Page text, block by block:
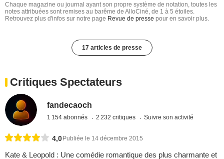
Chaque magazine ou journal ayant son propre système de notation, toutes les
notes attribuées sont remises au barême de AlloCiné, de 1 à 5 étoiles.
Retrouvez plus d'infos sur notre page Revue de presse pour en savoir plus.
17 articles de presse
Critiques Spectateurs
fandecaoch
1 154 abonnés 2 232 critiques Suivre son activité
4,0Publiée le 14 décembre 2015
Kate & Leopold : Une comédie romantique des plus charmante et